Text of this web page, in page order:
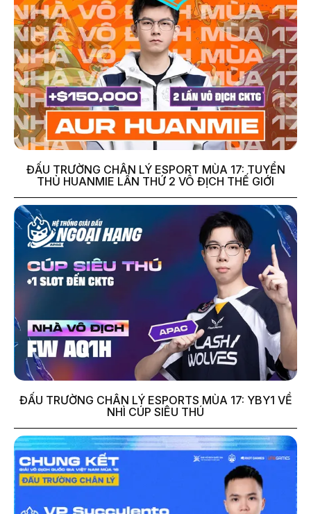
ĐẤU TRƯỜNG CHÂN LÝ ESPORT MÙA 17: TUYỂN
THỦ HUANMIE LẦN THỨ 2 VÔ ĐỊCH THẾ GIỚI
ĐẤU TRƯỜNG CHÂN LÝ ESPORTS MÙA 17: YBY1 VỀ
NHÌ CÚP SIÊU THÚ